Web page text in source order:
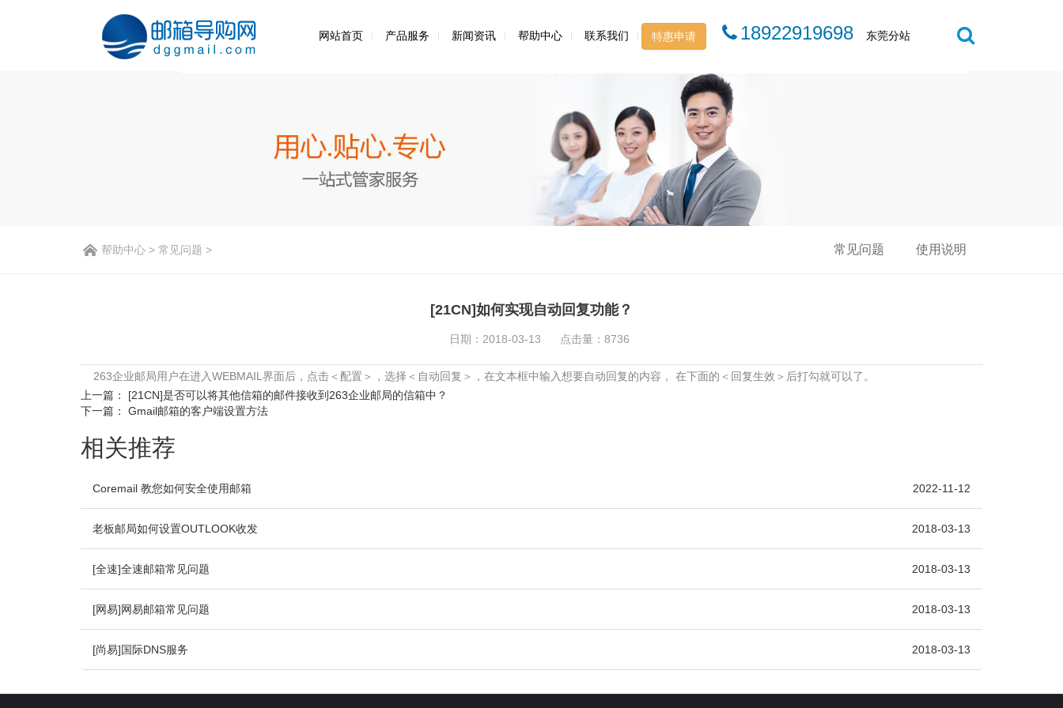
网站首页 产品服务 新闻资讯 帮助中心 联系我们 特惠申请 18922919698 东莞分站
帮助中心 > 常见问题 > 常见问题 使用说明
[21CN]如何实现自动回复功能？
日期：2018-03-13 点击量：8736
263企业邮局用户在进入WEBMAIL界面后，点击＜配置＞，选择＜自动回复＞，在文本框中输入想要自动回复的内容， 在下面的＜回复生效＞后打勾就可以了。
上一篇： [21CN]是否可以将其他信箱的邮件接收到263企业邮局的信箱中？
下一篇： Gmail邮箱的客户端设置方法
相关推荐
Coremail 教您如何安全使用邮箱 2022-11-12
老板邮局如何设置OUTLOOK收发 2018-03-13
[全速]全速邮箱常见问题 2018-03-13
[网易]网易邮箱常见问题 2018-03-13
[尚易]国际DNS服务 2018-03-13